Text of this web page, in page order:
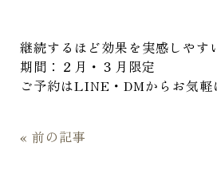
継続するほど効果を実感しやす
期間：２月・３月限定
ご予約はLINE・DMからお気軽
« 前の記事